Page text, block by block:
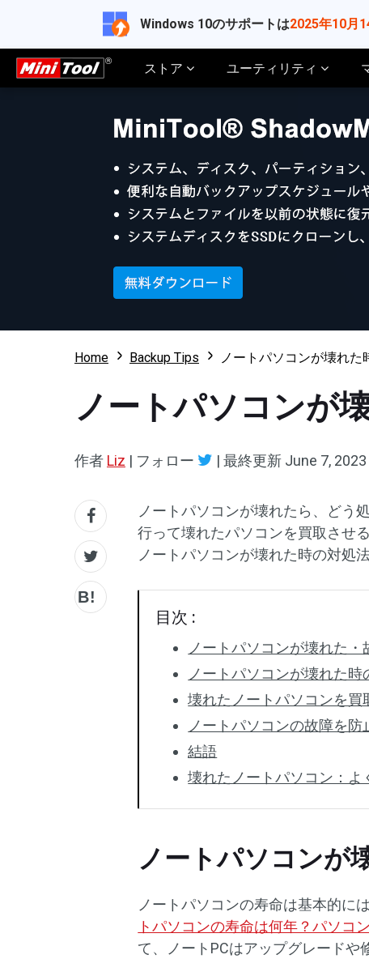
Windows 10のサポートは2025年10月
ストア ユーティリティ
Home Backup Tips ノートパソコンが壊れた
ノートパソコンが
作者 Liz | フォロー | 最終更新 June 7, 2023
ノートパソコンが壊れたら、どう
行って壊れたパソコンを買取させ
ノートパソコンが壊れた時の対処
目次 :
ノートパソコンが壊れた・
ノートパソコンが壊れた時
壊れたノートパソコンを買
ノートパソコンの故障を防
結語
壊れたノートパソコン：よ
ノートパソコンが
ノートパソコンの寿命は基本的に
トパソコンの寿命は何年？パソコ
て、ノートPCはアップグレード